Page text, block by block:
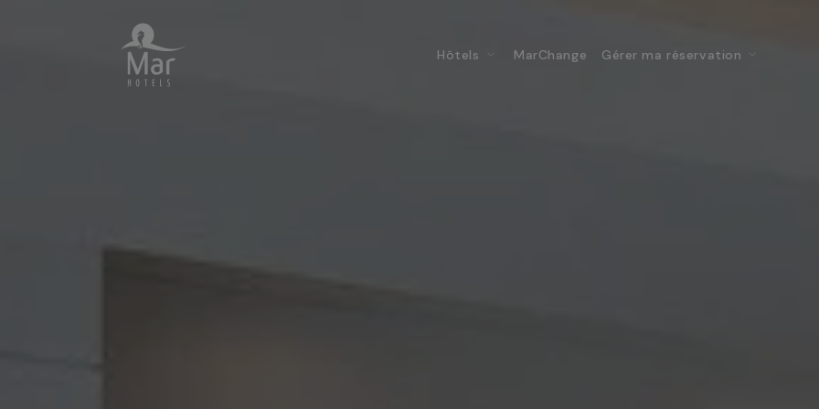
Hôtels MarChange Gérer ma réservation